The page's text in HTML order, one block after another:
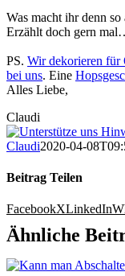
Was macht ihr denn so
Erzählt doch gern
PS. Wir dekorieren für
bei uns. Eine
Alles Liebe,
Claudi
Claudi2020-04-
Beitrag Teilen
FacebookXLinkedIn
Ähnliche